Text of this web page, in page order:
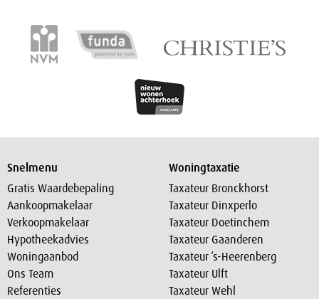
Snelmenu
Gratis Waardebepaling
Aankoopmakelaar
Verkoopmakelaar
Hypotheekadvies
Woningaanbod
Ons Team
Referenties
Woningtaxatie
Taxateur Bronckhorst
Taxateur Dinxperlo
Taxateur Doetinchem
Taxateur Gaanderen
Taxateur ‘s-Heerenberg
Taxateur Ulft
Taxateur Wehl